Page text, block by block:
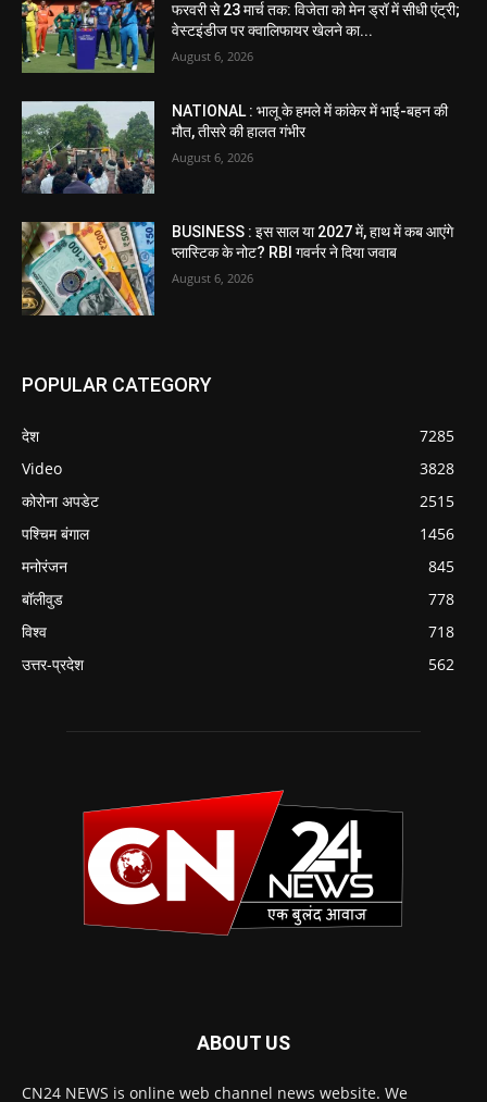
फरवरी से 23 मार्च तक: विजेता को मेन ड्रॉ में सीधी एंट्री;
वेस्टइंडीज पर क्वालिफायर खेलने का...
August 6, 2026
NATIONAL : भालू के हमले में कांकेर में भाई-बहन की
मौत, तीसरे की हालत गंभीर
August 6, 2026
BUSINESS : इस साल या 2027 में, हाथ में कब आएंगे
प्लास्टिक के नोट? RBI गवर्नर ने दिया जवाब
August 6, 2026
POPULAR CATEGORY
देश
7285
Video
3828
कोरोना अपडेट
2515
पश्चिम बंगाल
1456
मनोरंजन
845
बॉलीवुड
778
विश्व
718
उत्तर-प्रदेश
562
ABOUT US
CN24 NEWS is online web channel news website. We